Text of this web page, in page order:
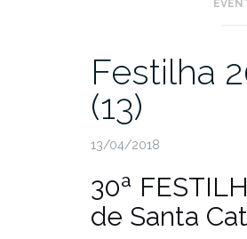
Festilha
(13)
13/04/2018
30ª
de Santa